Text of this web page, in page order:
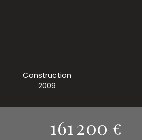
Construction
2009
161 200 €